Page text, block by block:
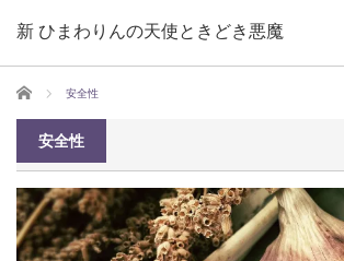
新 ひまわりんの天使ときどき悪魔
ホーム 安全性
安全性